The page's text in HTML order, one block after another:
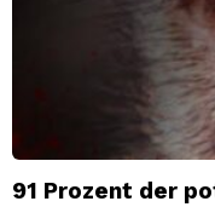
91 Prozent der